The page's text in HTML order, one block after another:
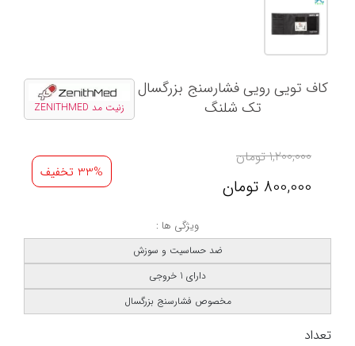
زنیت مد ZENITHMED
کاف تویی رویی فشارسنج بزرگسال
تک شلنگ
1,200,000تومان
800,000 تومان
33% تخفیف
ویژگی ها :
ضد حساسیت و سوزش
دارای 1 خروجی
مخصوص فشارسنج بزرگسال
تعداد